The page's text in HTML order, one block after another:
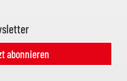
abonnieren